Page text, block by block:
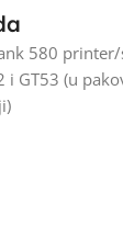
580
i GT53 (u